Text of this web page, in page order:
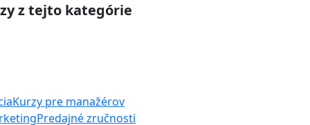
z tejto kategórie
Kurzy pre manažérov
Predajné zručnosti